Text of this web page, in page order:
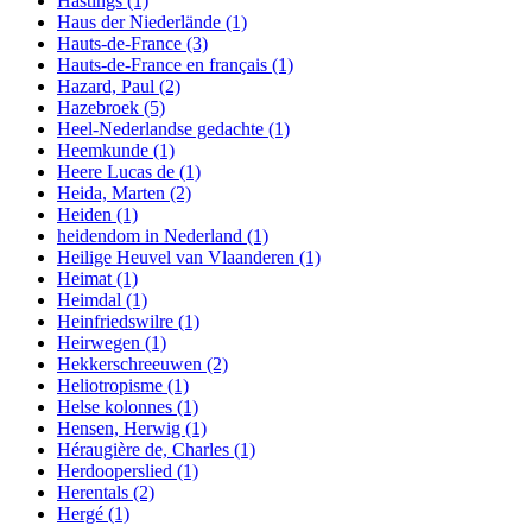
Haus der Niederlände (1)
Hauts-de-France (3)
Hauts-de-France en français (1)
Hazard, Paul (2)
Hazebroek (5)
Heel-Nederlandse gedachte (1)
Heemkunde (1)
Heere Lucas de (1)
Heida, Marten (2)
Heiden (1)
heidendom in Nederland (1)
Heilige Heuvel van Vlaanderen (1)
Heimat (1)
Heimdal (1)
Heinfriedswilre (1)
Heirwegen (1)
Hekkerschreeuwen (2)
Heliotropisme (1)
Helse kolonnes (1)
Hensen, Herwig (1)
Héraugière de, Charles (1)
Herdooperslied (1)
Herentals (2)
Hergé (1)